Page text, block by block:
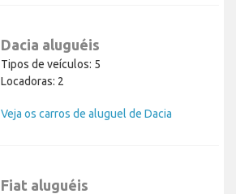
Dacia aluguéis
Tipos de veículos: 5
Locadoras: 2
Veja os carros de aluguel de Dacia
Fiat aluguéis